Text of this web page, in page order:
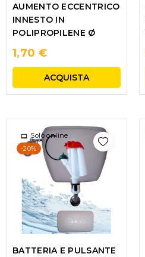
AUMENTO ECCENTRICO
INNESTO IN
POLIPROPILENE Ø
1,70 €
ACQUISTA
Solo online
-20%
BATTERIA E PULSANTE